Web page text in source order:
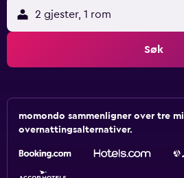
2 gjester, 1 rom
Søk
momondo sammenligner over tre
overnattingsalternativer.